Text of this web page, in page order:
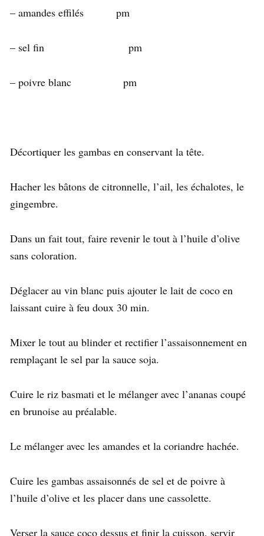
– amandes effilés pm
– sel fin pm
– poivre blanc pm
Décortiquer les gambas en conservant la tête.
Hacher les bâtons de citronnelle, l’ail, les échalotes, le
gingembre.
Dans un fait tout, faire revenir le tout à l’huile d’olive
sans coloration.
Déglacer au vin blanc puis ajouter le lait de coco en
laissant cuire à feu doux 30 min.
Mixer le tout au blinder et rectifier l’assaisonnement en
remplaçant le sel par la sauce soja.
Cuire le riz basmati et le mélanger avec l’ananas coupé
en brunoise au préalable.
Le mélanger avec les amandes et la coriandre hachée.
Cuire les gambas assaisonnés de sel et de poivre à
l’huile d’olive et les placer dans une cassolette.
Verser la sauce coco dessus et finir la cuisson, servir